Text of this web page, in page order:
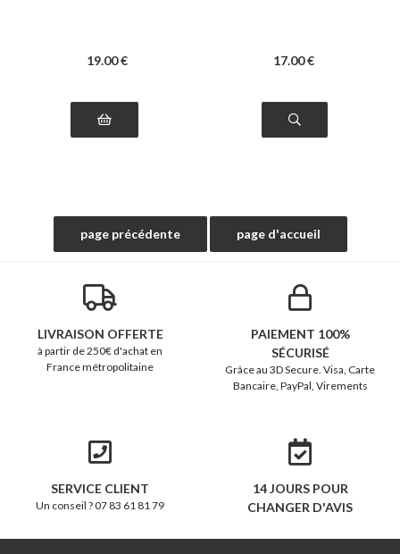
19.00 € 17.00 €
LIVRAISON OFFERTE
à partir de 250€ d'achat en
France métropolitaine
PAIEMENT 100%
SÉCURISÉ
Grâce au 3D Secure. Visa, Carte
Bancaire, PayPal, Virements
SERVICE CLIENT
Un conseil ? 07 83 61 81 79
14 JOURS POUR
CHANGER D'AVIS